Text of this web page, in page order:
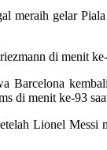
meraih gelar
di menit
Barcelona
di menit ke-93
Lionel